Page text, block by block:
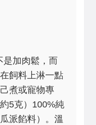
是加肉鬆，而
飼料上淋一點
煮或寵物專
5克）100%純
派餡料）。溫